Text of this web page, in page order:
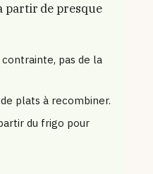
partir de presque
pas de la
plats à recombiner.
du frigo pour